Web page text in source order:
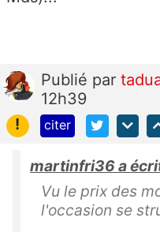
Publié par
12h39
!
citer
martinfri36 a
Vu le prix des
l'occasion se